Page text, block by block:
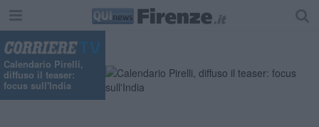
Calendario Pirelli,
diffuso il teaser:
focus sull'India